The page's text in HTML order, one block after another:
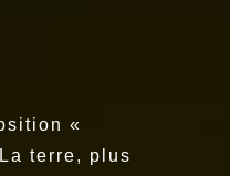
«
terre, plus